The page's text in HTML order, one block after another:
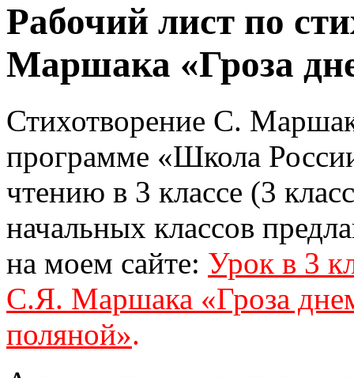
Рабочий лист по
Маршака «Гроза
Стихотворение С.
программе «Школа
чтению в 3 классе (3
начальных классов
на моем сайте: Урок в 3
С.Я. Маршака «Гроза
поляной».